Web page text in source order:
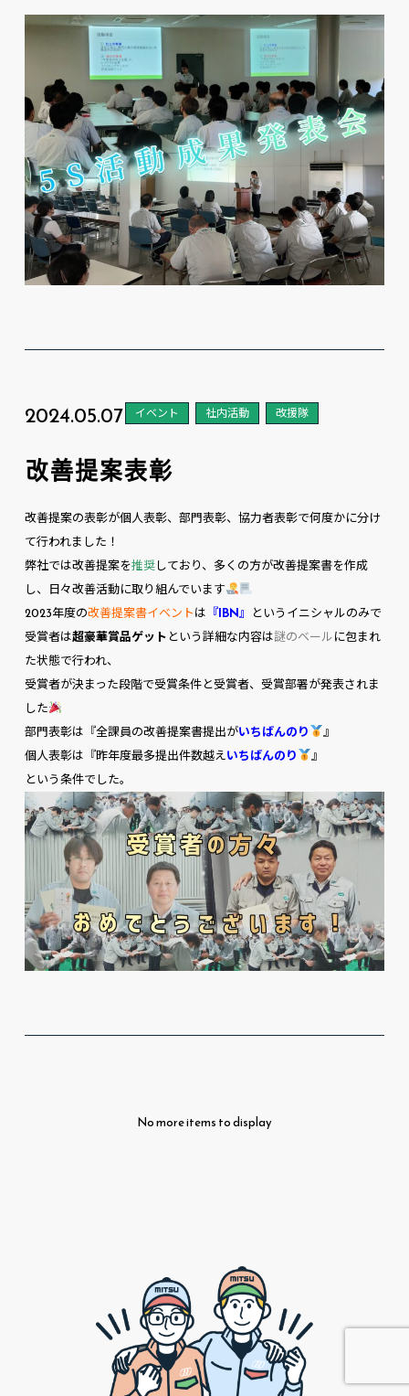
2024.05.07 イベント 社内活動 改援隊
改善提案表彰
改善提案の表彰が個人表彰、部門表彰、協力者表彰で何度かに分け
て行われました！
弊社では改善提案を推奨しており、多くの方が改善提案書を作成
し、日々改善活動に取り組んでいます
2023年度の改善提案書イベントは 『IBN』 というイニシャルのみで
受賞者は超豪華賞品ゲット という詳細な内容は謎のベールに包まれ
た状態で行われ、
受賞者が決まった段階で受賞条件と受賞者、受賞部署が発表されま
した
部門表彰は『全課員の改善提案書提出がいちばんのり
』
個人表彰は『昨年度最多提出件数越えいちばんのり
』
という条件でした。
No more items to display